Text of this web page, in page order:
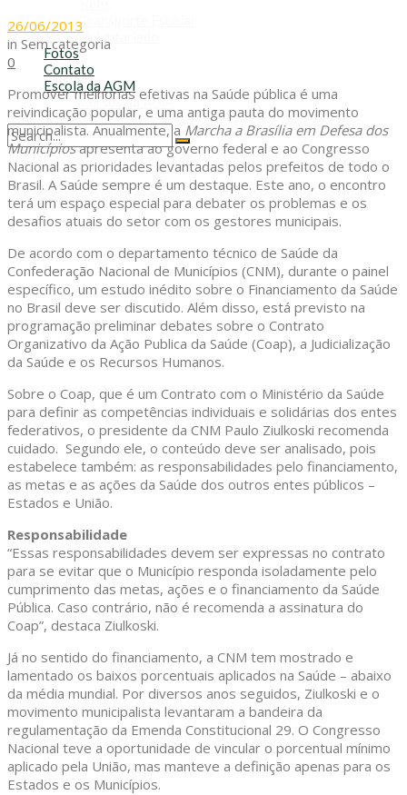
Transporte Escolar
Voluntariado
Fotos
Contato
Escola da AGM
Cursos da AGM
No Result
View All Result
26/06/2013
in Sem categoria
0
Promover melhorias efetivas na Saúde pública é uma
reivindicação popular, e uma antiga pauta do movimento
municipalista. Anualmente, a Marcha a Brasília em Defesa dos
Municípiosapresenta ao governo federal e ao Congresso
Nacional as prioridades levantadas pelos prefeitos de todo o
Brasil. A Saúde sempre é um destaque. Este ano, o encontro
terá um espaço especial para debater os problemas e os
desafios atuais do setor com os gestores municipais.
De acordo com o departamento técnico de Saúde da
Confederação Nacional de Municípios (CNM), durante o painel
específico, um estudo inédito sobre o Financiamento da Saúde
no Brasil deve ser discutido. Além disso, está previsto na
programação preliminar debates sobre o Contrato
Organizativo da Ação Publica da Saúde (Coap), a Judicialização
da Saúde e os Recursos Humanos.
Sobre o Coap, que é um Contrato com o Ministério da Saúde
para definir as competências individuais e solidárias dos entes
federativos, o presidente da CNM Paulo Ziulkoski recomenda
cuidado. Segundo ele, o conteúdo deve ser analisado, pois
estabelece também: as responsabilidades pelo financiamento,
as metas e as ações da Saúde dos outros entes públicos –
Estados e União.
Responsabilidade
“Essas responsabilidades devem ser expressas no contrato
para se evitar que o Município responda isoladamente pelo
cumprimento das metas, ações e o financiamento da Saúde
Pública. Caso contrário, não é recomenda a assinatura do
Coap”, destaca Ziulkoski.
Já no sentido do financiamento, a CNM tem mostrado e
lamentado os baixos porcentuais aplicados na Saúde – abaixo
da média mundial. Por diversos anos seguidos, Ziulkoski e o
movimento municipalista levantaram a bandeira da
regulamentação da Emenda Constitucional 29. O Congresso
Nacional teve a oportunidade de vincular o porcentual mínimo
aplicado pela União, mas manteve a definição apenas para os
Estados e os Municípios.